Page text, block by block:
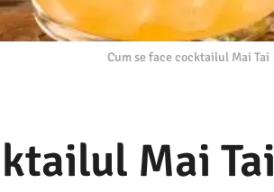
Cum se face cocktailul Mai Tai
Mai Tai